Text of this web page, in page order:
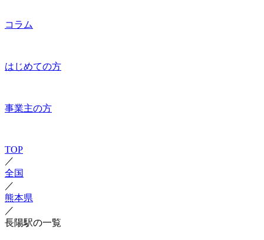
コラム
はじめての方
事業主の方
TOP
／
全国
／
熊本県
／
長陽駅の一覧